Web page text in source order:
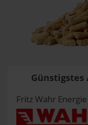
Günstigstes
Fritz Wahr